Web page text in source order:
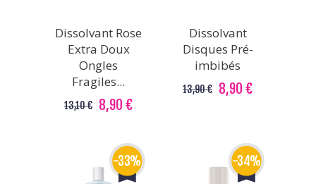
Dissolvant Rose
Extra Doux
Ongles
Fragiles...
13,10 € 8,90 €
Dissolvant
Disques Pré-
imbibés
13,90 € 8,90 €
-33% -34%